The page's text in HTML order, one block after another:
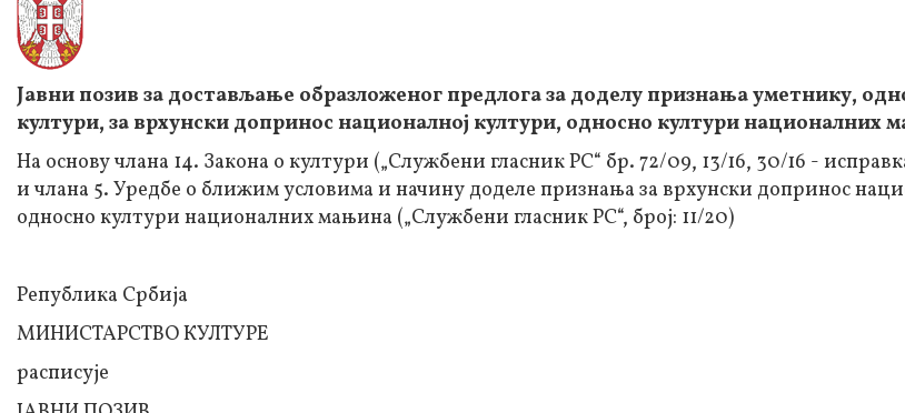
Јавни позив за достављање образложеног предлога за доделу признања уметнику,
култури, за врхунски допринос националној култури, односно култури националних
На основу члана 14. Закона о култури („Службени гласник РС“ бр. 72/09, 13/16, 30/16 -
и члана 5. Уредбе о ближим условима и начину доделе признања за врхунски допринос
односно култури националних мањина („Службени гласник РС“, број: 11/20)
Република Србија
МИНИСТАРСТВО КУЛТУРЕ
расписује